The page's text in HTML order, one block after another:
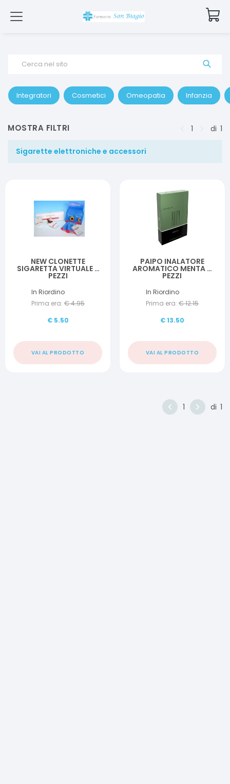
Cerca nel sito
Integratori Cosmetici Omeopatia Infanzia
MOSTRA FILTRI 1 di 1
Sigarette elettroniche e accessori
NEW CLONETTE
SIGARETTA VIRTUALE 5
PEZZI
In Riordino
Prima era: €4.95
€ 5.50
VAI AL PRODOTTO
PAIPO INALATORE
AROMATICO MENTA 3
PEZZI
In Riordino
Prima era: €12.15
€13.50
VAI AL PRODOTTO
1 di 1